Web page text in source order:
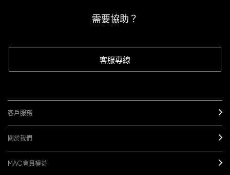
需要協助？
客服專線
客戶服務
關於我們
MAC會員權益